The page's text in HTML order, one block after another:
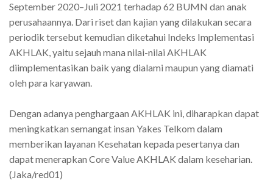
September 2020–Juli 2021 terhadap 62 BUMN dan anak
perusahaannya. Dari riset dan kajian yang dilakukan secara
periodik tersebut kemudian diketahui Indeks Implementasi
AKHLAK, yaitu sejauh mana nilai-nilai AKHLAK
diimplementasikan baik yang dialami maupun yang diamati
oleh para karyawan.
Dengan adanya penghargaan AKHLAK ini, diharapkan dapat
meningkatkan semangat insan Yakes Telkom dalam
memberikan layanan Kesehatan kepada pesertanya dan
dapat menerapkan Core Value AKHLAK dalam keseharian.
(Jaka/red01)